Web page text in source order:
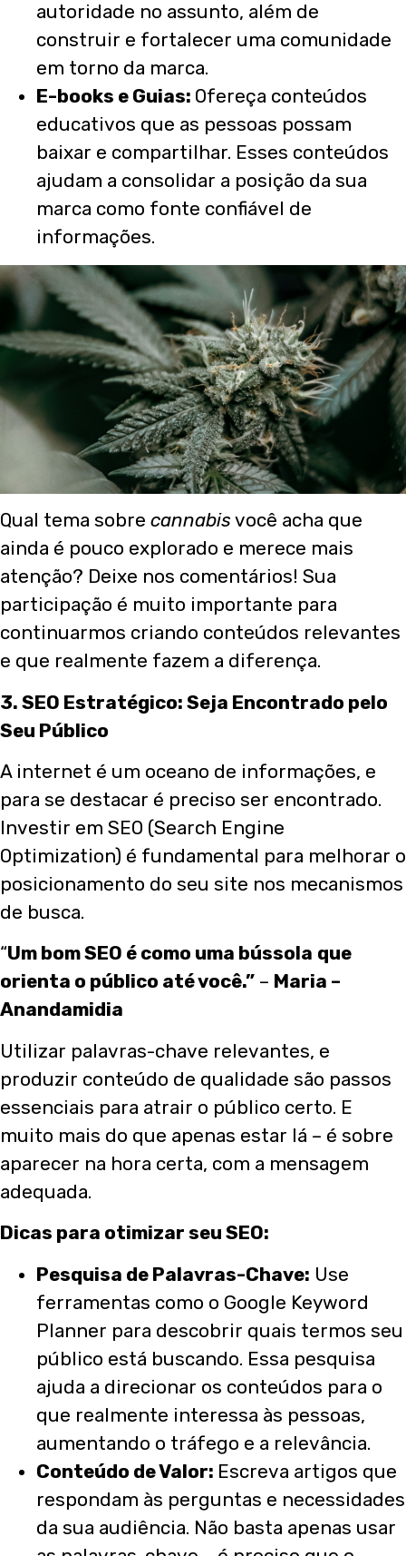
autoridade no assunto, além de
construir e fortalecer uma comunidade
em torno da marca.
E-books e Guias: Ofereça conteúdos
educativos que as pessoas possam
baixar e compartilhar. Esses conteúdos
ajudam a consolidar a posição da sua
marca como fonte confiável de
informações.
Qual tema sobre cannabis você acha que
ainda é pouco explorado e merece mais
atenção? Deixe nos comentários! Sua
participação é muito importante para
continuarmos criando conteúdos relevantes
e que realmente fazem a diferença.
3. SEO Estratégico: Seja Encontrado pelo
Seu Público
A internet é um oceano de informações, e
para se destacar é preciso ser encontrado.
Investir em SEO (Search Engine
Optimization) é fundamental para melhorar o
posicionamento do seu site nos mecanismos
de busca.
“Um bom SEO é como uma bússola que
orienta o público até você.” – Maria –
Anandamidia
Utilizar palavras-chave relevantes, e
produzir conteúdo de qualidade são passos
essenciais para atrair o público certo. E
muito mais do que apenas estar lá – é sobre
aparecer na hora certa, com a mensagem
adequada.
Dicas para otimizar seu SEO:
Pesquisa de Palavras-Chave: Use
ferramentas como o Google Keyword
Planner para descobrir quais termos seu
público está buscando. Essa pesquisa
ajuda a direcionar os conteúdos para o
que realmente interessa às pessoas,
aumentando o tráfego e a relevância.
Conteúdo de Valor: Escreva artigos que
respondam às perguntas e necessidades
da sua audiência. Não basta apenas usar